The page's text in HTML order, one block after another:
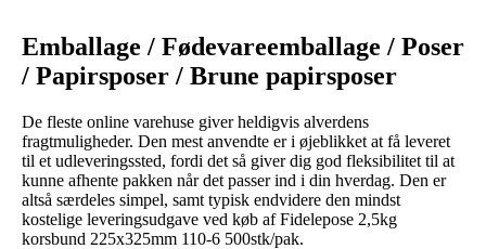
Emballage / Fødevareemballage / Poser
/ Papirsposer / Brune papirsposer
De fleste online varehuse giver heldigvis alverdens
fragtmuligheder. Den mest anvendte er i øjeblikket at få leveret
til et udleveringssted, fordi det så giver dig god fleksibilitet til at
kunne afhente pakken når det passer ind i din hverdag. Den er
altså særdeles simpel, samt typisk endvidere den mindst
kostelige leveringsudgave ved køb af Fidelepose 2,5kg
korsbund 225x325mm 110-6 500stk/pak.